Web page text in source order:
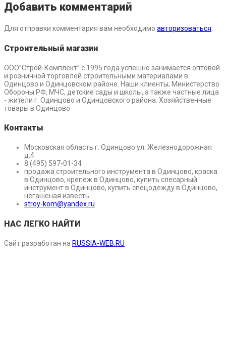
Добавить комментарий
Для отправки комментария вам необходимо авторизоваться.
Строительный магазин
ООО”Строй-Комплект” с 1995 года успешно занимается оптовой
и розничной торговлей строительными материалами в
Одинцово и Одинцовском районе. Наши клиенты; Министерство
Обороны РФ, МЧС, детские сады и школы, а также частные лица
- жители г. Одинцово и Одинцовского района. Хозяйственные
товары в Одинцово
Контакты
Московская область г. Одинцово ул. Железнодорожная
д.4
8 (495) 597-01-34
продажа строительного инструмента в Одинцово, краска
в Одинцово, крепеж в Одинцово, купить слесарный
инструмент в Одинцово, купить спецодежду в Одинцово,
негашеная известь
stroy-kom@yandex.ru
НАС ЛЕГКО НАЙТИ
Сайт разработан на RUSSIA-WEB.RU